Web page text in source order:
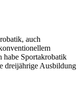
auch
habe Sportakrobatik
dreijährige Ausbildung